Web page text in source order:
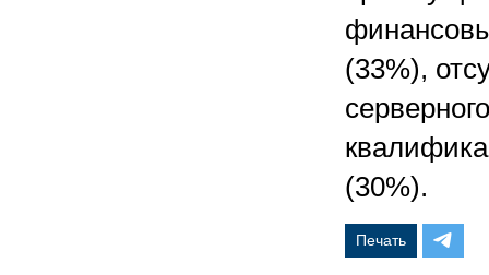
(33%),
(30%).
Печать